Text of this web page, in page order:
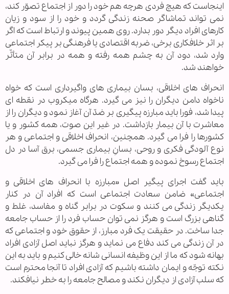
اینجاست که هیچ فردی هرچه هم خود را دور از اجتماع تصوّر کند،
نمی تواند تماشاگر صحنه زندگی گردد و خود را از سود و زیان
کارهای افراد دیگر دور بدارد. روی همین پیوند و ارتباط است که اگر
بر اثر خلافکاری برخی، ضربه اقتصادی یا فرهنگی بر پیکر اجتماعی
وارد شد، دود آن به چشم همه رفته و همه در برابر آن متأثّر
خواهند شد.
انحراف های اخلاقی، بسان بیماری های واگیرداری است که خواه
ناخواه دامن دیگران را نیز می گیرد. هرگاه میکروب در نقطه ای
پیدا شد، فورا باید مبارزه پیگیری بر ضدّ آن آغاز نمود و دیگران را از
معاشرت با آن بیمار بازداشت. در غیر این صوت، همه کشور و یا
کشورها را فرا می گیرد. همچنین، انحراف اخلاقی و اجتماعی و هر
نوع آلودگی فکری و روحی، بسانِ بیماری جسمی، برق آسا در دل
اجتماع رسوخ نموده و همه اجتماع را فرا می گیرد.
باید گفت اجرای پیگیر اصل «مبارزه با انحراف های اخلاقی و
اجتماعی» ضامن سعادت اجتماعی است که افراد آن در کنار
یکدیگر زندگی می کنند و سکوت در برابر گناه و مفاسد، غلط و
گناهی بزرگ است و هرگز نمی توان حساب فرد را از حساب جامعه
جدا ساخت. در حقیقت یک فرد مبارز، از حقوق خود و اجتماعی که
در آن زندگی می کند دفاع می نماید و هرگز نباید اصل آزادی افراد
بهانه شود که ما از این وظیفه انسانی شانه خالی کنیم و باید به این
نکته توجّه و ایمان داشته باشیم که آزادی افراد تا آنجا محترم است
که سلب آزادی از دیگران نکند و مصالح جامعه را به خطر نیافکند.